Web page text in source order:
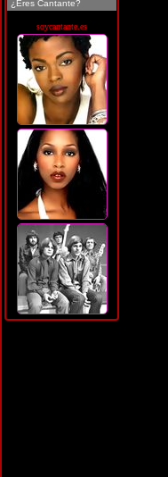
¿Eres Cantante?
soycantante.es